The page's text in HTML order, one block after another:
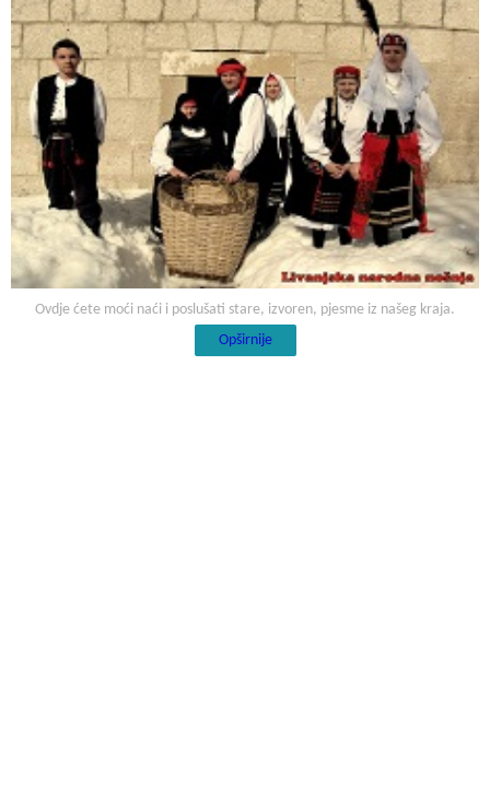
Ovdje ćete moći naći i poslušati stare, izvoren, pjesme iz našeg kraja.
Opširnije